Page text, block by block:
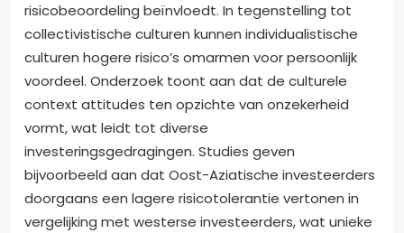
risicobeoordeling beïnvloedt. In tegenstelling tot
collectivistische culturen kunnen individualistische
culturen hogere risico’s omarmen voor persoonlijk
voordeel. Onderzoek toont aan dat de culturele
context attitudes ten opzichte van onzekerheid
vormt, wat leidt tot diverse
investeringsgedragingen. Studies geven
bijvoorbeeld aan dat Oost-Aziatische investeerders
doorgaans een lagere risicotolerantie vertonen in
vergelijking met westerse investeerders, wat unieke